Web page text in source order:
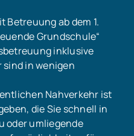
Betreuung ab dem 1.
Grundschule“
inklusive
sind in wenigen
Nahverkehr ist
die Sie schnell in
oder umliegende